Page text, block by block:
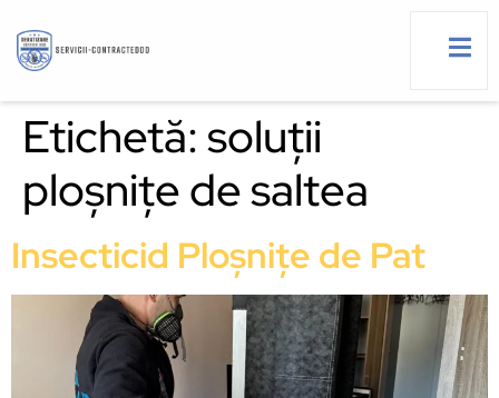
Etichetă:soluții
ploșnițe de saltea
Insecticid Ploșnițe de Pat